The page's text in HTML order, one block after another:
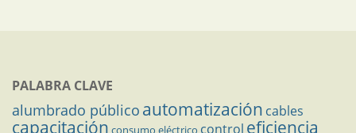
PALABRA CLAVE
alumbrado público automatización cables
capacitación consumo eléctrico control eficiencia